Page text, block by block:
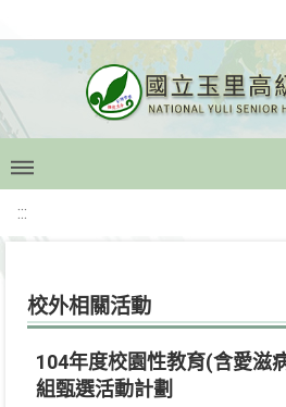
:::
校外相關活動
104年度校園性教育(含愛滋
組甄選活動計劃